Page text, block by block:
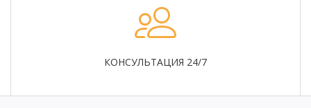
КОНСУЛЬТАЦИЯ 24/7